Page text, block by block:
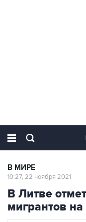
В МИРЕ
10:27, 22 ноября 2021
В Литве
мигрантов